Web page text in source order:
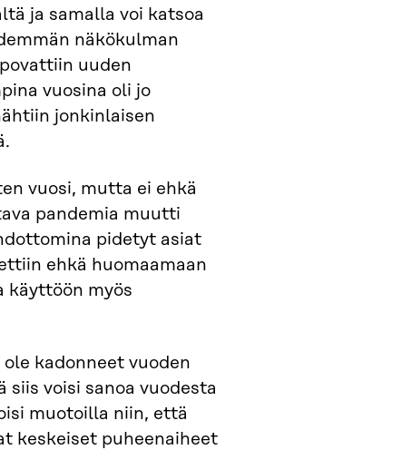
ja samalla voi katsoa
näkökulman
uuden
vuosina oli jo
jonkinlaisen
vuosi, mutta ei ehkä
pandemia muutti
pidetyt asiat
ehkä huomaamaan
käyttöön myös
kadonneet vuoden
voisi sanoa vuodesta
muotoilla niin, että
keskeiset puheenaiheet